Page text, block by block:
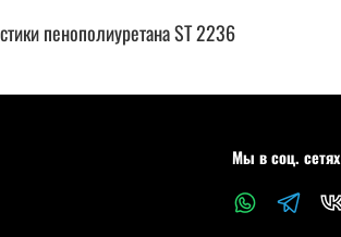
пенополиуретана ST 2236
Мы в соц. сетях